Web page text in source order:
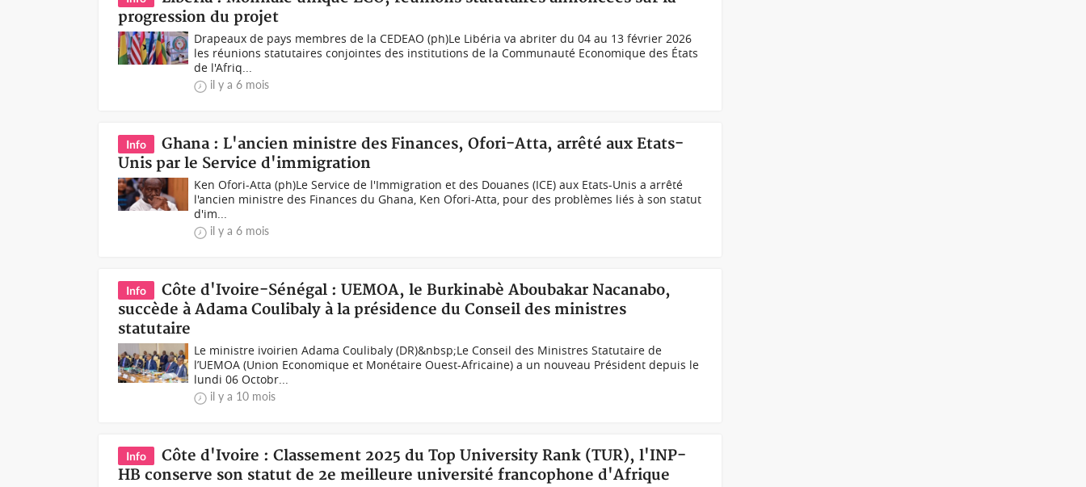
progression du projet
Drapeaux de pays membres de la CEDEAO (ph)Le Libéria va abriter du 04 au 13 février 2026
les réunions statutaires conjointes des institutions de la Communauté Economique des États
de l'Afriq...
il y a 6 mois
Info
Ghana : L'ancien ministre des Finances, Ofori-Atta, arrêté aux Etats-
Unis par le Service d'immigration
Ken Ofori-Atta (ph)Le Service de l'Immigration et des Douanes (ICE) aux Etats-Unis a arrêté
l'ancien ministre des Finances du Ghana, Ken Ofori-Atta, pour des problèmes liés à son statut
d'im...
il y a 6 mois
Info
Côte d'Ivoire-Sénégal : UEMOA, le Burkinabè Aboubakar Nacanabo,
succède à Adama Coulibaly à la présidence du Conseil des ministres
statutaire
Le ministre ivoirien Adama Coulibaly (DR)&nbsp;Le Conseil des Ministres Statutaire de
l’UEMOA (Union Economique et Monétaire Ouest-Africaine) a un nouveau Président depuis le
lundi 06 Octobr...
il y a 10 mois
Info
Côte d'Ivoire : Classement 2025 du Top University Rank (TUR), l'INP-
HB conserve son statut de 2e meilleure université francophone d'Afrique